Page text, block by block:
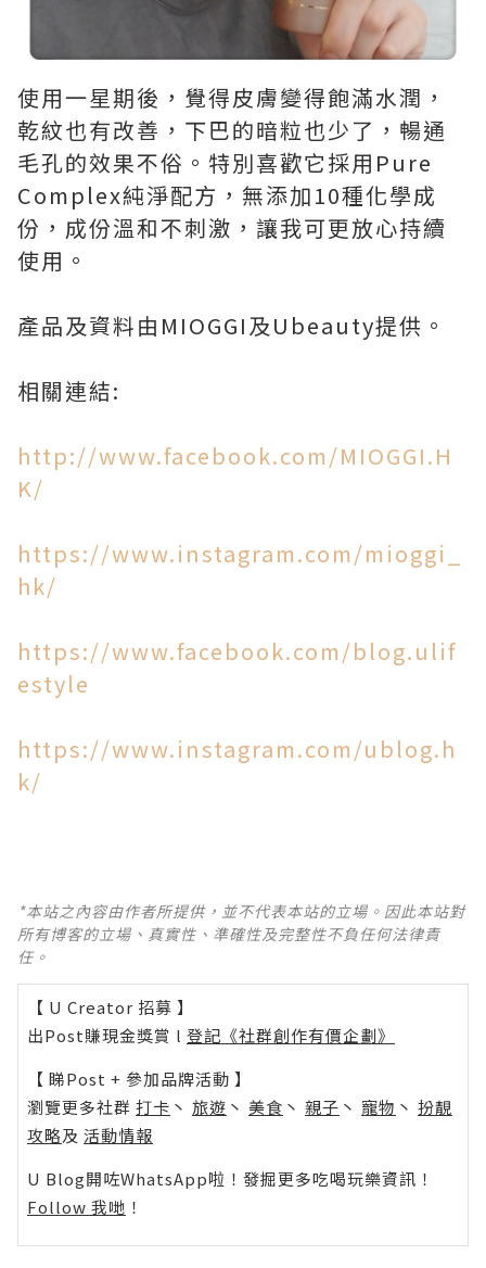
使用一星期後，覺得皮膚變得飽滿水潤，
乾紋也有改善，下巴的暗粒也少了，暢通
毛孔的效果不俗。特別喜歡它採用Pure
Complex純淨配方，無添加10種化學成
份，成份溫和不刺激，讓我可更放心持續
使用。
產品及資料由MIOGGI及Ubeauty提供。
相關連結:
http://www.facebook.com/MIOGGI.H
K/
https://www.instagram.com/mioggi_
hk/
https://www.facebook.com/blog.ulif
estyle
https://www.instagram.com/ublog.h
k/
*本站之內容由作者所提供，並不代表本站的立場。因此本站對
所有博客的立場、真實性、準確性及完整性不負任何法律責
任。
【 U Creator 招募 】
出Post賺現金獎賞 l 登記《社群創作有價企劃》
【 睇Post + 參加品牌活動 】
瀏覽更多社群 打卡 丶 旅遊 丶 美食 丶 親子 丶 寵物 丶 扮靚
攻略及 活動情報
U Blog開咗WhatsApp啦！發掘更多吃喝玩樂資訊！
Follow 我哋 ！